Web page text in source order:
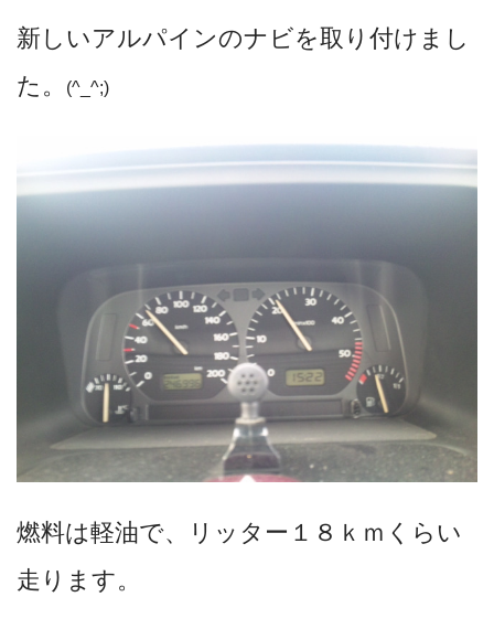
新しいアルパインのナビを取り付けまし
た。
(^_^;)
燃料は軽油で、リッター１８ｋｍくらい
走ります。